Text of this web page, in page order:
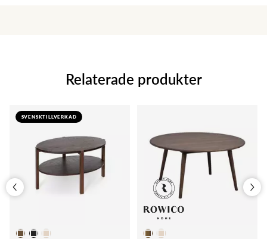
Relaterade produkter
SVENSKTILLVERKAD